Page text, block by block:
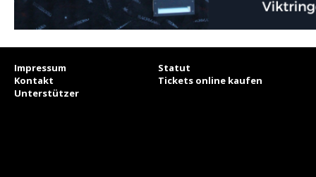
Impressum
Statut
Kontakt
Tickets online kaufen
Unterstützer